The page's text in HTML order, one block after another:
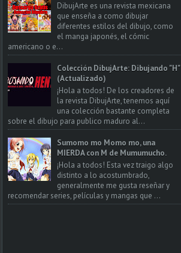
DibujArte es una revista mexicana
que enseña a como dibujar
diferentes estilos del dibujo, como
el manga japonés, el cómic
americano o e...
Colección DibujArte: Dibujando "H"
(Actualizado)
¡Hola a todos! De los creadores de
la revista DibujArte, tenemos aquí
una colección bastante completa
sobre el dibujo para publico maduro al...
Sumomo mo Momo mo, una
MIERDA con M de Mumumucho.
¡Hola a todos! Esta vez traigo algo
distinto a lo acostumbrado,
generalmente me gusta reseñar y
recomendar series, películas y mangas que ...